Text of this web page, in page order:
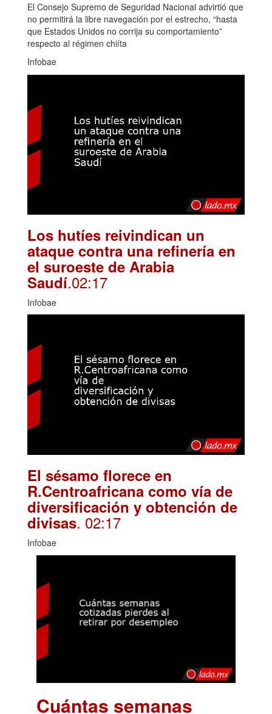
El Consejo Supremo de Seguridad Nacional advirtió que
no permitirá la libre navegación por el estrecho, “hasta
que Estados Unidos no corrija su comportamiento”
respecto al régimen chiíta
Infobae
Los hutíes reivindican un
ataque contra una refinería en
el suroeste de Arabia
Saudí.02:17
Infobae
El sésamo florece en
R.Centroafricana como vía de
diversificación y obtención de
divisas. 02:17
Infobae
Cuántas semanas